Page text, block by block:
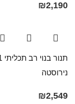
₪2,190
נירוסטה
₪2,549